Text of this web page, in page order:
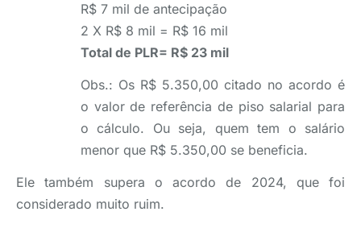
R$ 7 mil de antecipação
2 X R$ 8 mil = R$ 16 mil
Total de PLR= R$ 23 mil
Obs.: Os R$ 5.350,00 citado no acordo é
o valor de referência de piso salarial para
o cálculo. Ou seja, quem tem o salário
menor que R$ 5.350,00 se beneficia.
Ele também supera o acordo de 2024, que foi
considerado muito ruim.